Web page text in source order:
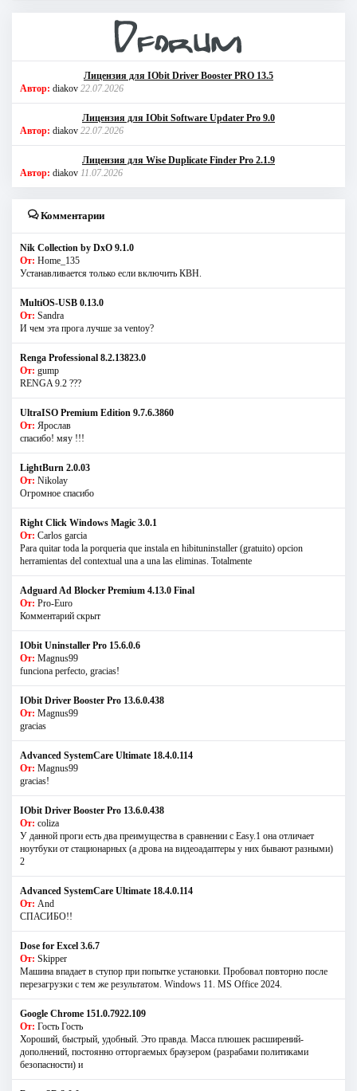
Лицензия для IObit Driver Booster PRO 13.5
Автор: diakov 22.07.2026
Лицензия для IObit Software Updater Pro 9.0
Автор: diakov 22.07.2026
Лицензия для Wise Duplicate Finder Pro 2.1.9
Автор: diakov 11.07.2026
Комментарии
Nik Collection by DxO 9.1.0
От: Home_135
Устанавливается только если включить КВН.
MultiOS-USB 0.13.0
От: Sandra
И чем эта прога лучше за ventoy?
Renga Professional 8.2.13823.0
От: gump
RENGA 9.2 ???
UltraISO Premium Edition 9.7.6.3860
От: Ярослав
спасибо! мяу !!!
LightBurn 2.0.03
От: Nikolay
Огромное спасибо
Right Click Windows Magic 3.0.1
От: Carlos garcia
Para quitar toda la porqueria que instala en hibituninstaller (gratuito) opcion
herramientas del contextual una a una las eliminas. Totalmente
Adguard Ad Blocker Premium 4.13.0 Final
От: Pro-Euro
Комментарий скрыт
IObit Uninstaller Pro 15.6.0.6
От: Magnus99
funciona perfecto, gracias!
IObit Driver Booster Pro 13.6.0.438
От: Magnus99
gracias
Advanced SystemCare Ultimate 18.4.0.114
От: Magnus99
gracias!
IObit Driver Booster Pro 13.6.0.438
От: coliza
У данной проги есть два преимущества в сравнении с Easy.1 она отличает
ноутбуки от стационарных (а дрова на видеоадаптеры у них бывают разными)
2
Advanced SystemCare Ultimate 18.4.0.114
От: And
СПАСИБО!!
Dose for Excel 3.6.7
От: Skipper
Машина впадает в ступор при попытке установки. Пробовал повторно после
перезагрузки с тем же результатом. Windows 11. MS Offiсe 2024.
Google Chrome 151.0.7922.109
От: Гость Гость
Хороший, быстрый, удобный. Это правда. Масса плюшек расширений-
дополнений, постоянно отторгаемых браузером (разрабами политиками
безопасности) и